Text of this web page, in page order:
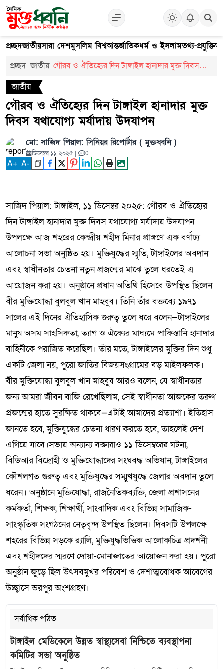
প্রচ্ছদজাতীয়সারা দেশমুসলিম বিশ্বআন্তর্জাতিকধর্ম ও ইসলামতথ্য-প্রযুক্তি
প্রচ্ছদ জাতীয় গৌরব ও ঐতিহ্যের দিন টাঙ্গাইল হানাদার মুক্ত দিবস
জাতীয়
গৌরব ও ঐতিহ্যের দিন টাঙ্গাইল হানাদার মুক্ত
দিবস যথাযোগ্য মর্যাদায় উদযাপন
মো: সাজিদ পিয়াল: সিনিয়র রিপোর্টার ( মুক্তধ্বনি )
ডিসেম্বর ১১, ২০২৫ | 0
A+ A-
সাজিদ পিয়াল: টাঙ্গাইল, ১১ ডিসেম্বর ২০২৫: গৌরব ও ঐতিহ্যের
দিন টাঙ্গাইল হানাদার মুক্ত দিবস যথাযোগ্য মর্যাদায় উদযাপন
উপলক্ষে আজ শহরের কেন্দ্রীয় শহীদ মিনার প্রাঙ্গণে এক বর্ণাঢ্য
আলোচনা সভা অনুষ্ঠিত হয়। মুক্তিযুদ্ধের স্মৃতি, টাঙ্গাইলের অবদান
এবং স্বাধীনতার চেতনা নতুন প্রজন্মের মাঝে তুলে ধরতেই এ
আয়োজন করা হয়। অনুষ্ঠানে প্রধান অতিথি হিসেবে উপস্থিত ছিলেন
বীর মুক্তিযোদ্ধা বুলবুল খান মাহবুব। তিনি তাঁর বক্তব্যে ১৯৭১
সালের এই দিনের ঐতিহাসিক গুরুত্ব তুলে ধরে বলেন—টাঙ্গাইলের
মানুষ অসম সাহসিকতা, ত্যাগ ও ঐক্যের মাধ্যমে পাকিস্তানি হানাদার
বাহিনীকে পরাজিত করেছিল। তাঁর মতে, টাঙ্গাইলের মুক্তির দিন শুধু
একটি জেলা নয়, পুরো জাতির বিজয়সংগ্রামের বড় মাইলফলক।
বীর মুক্তিযোদ্ধা বুলবুল খান মাহবুব আরও বলেন, যে স্বাধীনতার
জন্য আমরা জীবন বাজি রেখেছিলাম, সেই স্বাধীনতা আজকের তরুণ
প্রজন্মের হাতে সুরক্ষিত থাকবে—এটাই আমাদের প্রত্যাশা। ইতিহাস
জানতে হবে, মুক্তিযুদ্ধের চেতনা ধারণ করতে হবে, তাহলেই দেশ
এগিয়ে যাবে।সভায় অন্যান্য বক্তারাও ১১ ডিসেম্বরের ঘটনা,
বিডিআর বিদ্রোহী ও মুক্তিযোদ্ধাদের সংঘবদ্ধ অভিযান, টাঙ্গাইলের
কৌশলগত গুরুত্ব এবং মুক্তিযুদ্ধের সম্মুখযুদ্ধে জেলার অবদান তুলে
ধরেন। অনুষ্ঠানে মুক্তিযোদ্ধা, রাজনৈতিকব্যক্তি, জেলা প্রশাসনের
কর্মকর্তা, শিক্ষক, শিক্ষার্থী, সাংবাদিক এবং বিভিন্ন সামাজিক-
সাংস্কৃতিক সংগঠনের নেতৃবৃন্দ উপস্থিত ছিলেন। দিবসটি উপলক্ষে
শহরের বিভিন্ন সড়কে র‌্যালি, মুক্তিযুদ্ধভিত্তিক আলোকচিত্র প্রদর্শনী
এবং শহীদদের স্মরণে দোয়া-মোনাজাতের আয়োজন করা হয়। পুরো
অনুষ্ঠান জুড়ে ছিল উৎসবমুখর পরিবেশ ও দেশাত্মবোধক আবেগের
উচ্ছ্বাসে ভরপুর অংশগ্রহণ।
সর্বাধিক পঠিত
টাঙ্গাইল মেডিকেলে উন্নত স্বাস্থ্যসেবা নিশ্চিতে ব্যবস্থাপনা
কমিটির সভা অনুষ্ঠিত